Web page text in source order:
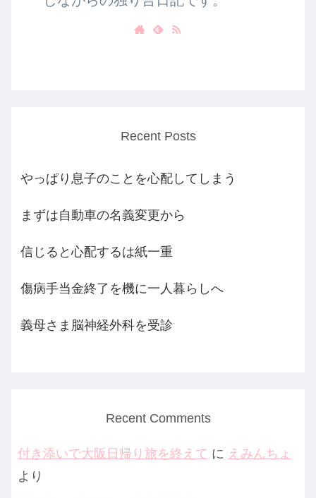
Recent Posts
やっぱり息子のことを心配してしまう
まずは自動車の名義変更から
信じると心配するは紙一重
傷病手当金終了を機に一人暮らしへ
義母さま脳神経外科を受診
Recent Comments
付き添いで大阪日帰り旅を終えて に えみんちょ
より